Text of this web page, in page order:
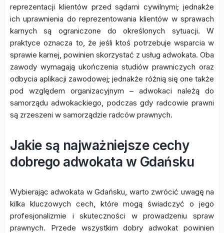
reprezentacji klientów przed sądami cywilnymi; jednakże
ich uprawnienia do reprezentowania klientów w sprawach
karnych są ograniczone do określonych sytuacji. W
praktyce oznacza to, że jeśli ktoś potrzebuje wsparcia w
sprawie karnej, powinien skorzystać z usług adwokata. Oba
zawody wymagają ukończenia studiów prawniczych oraz
odbycia aplikacji zawodowej; jednakże różnią się one także
pod względem organizacyjnym – adwokaci należą do
samorządu adwokackiego, podczas gdy radcowie prawni
są zrzeszeni w samorządzie radców prawnych.
Jakie są najważniejsze cechy
dobrego adwokata w Gdańsku
Wybierając adwokata w Gdańsku, warto zwrócić uwagę na
kilka kluczowych cech, które mogą świadczyć o jego
profesjonalizmie i skuteczności w prowadzeniu spraw
prawnych. Przede wszystkim dobry adwokat powinien